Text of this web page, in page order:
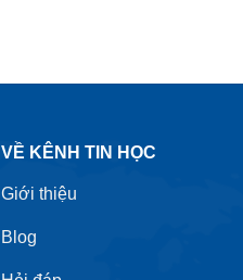
VỀ KÊNH TIN HỌC
Giới thiệu
Blog